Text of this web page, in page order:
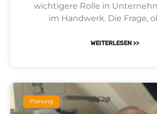
wichtigere Rolle in
im Handwerk. Die Frage,
WEITERLESEN >>
Planung